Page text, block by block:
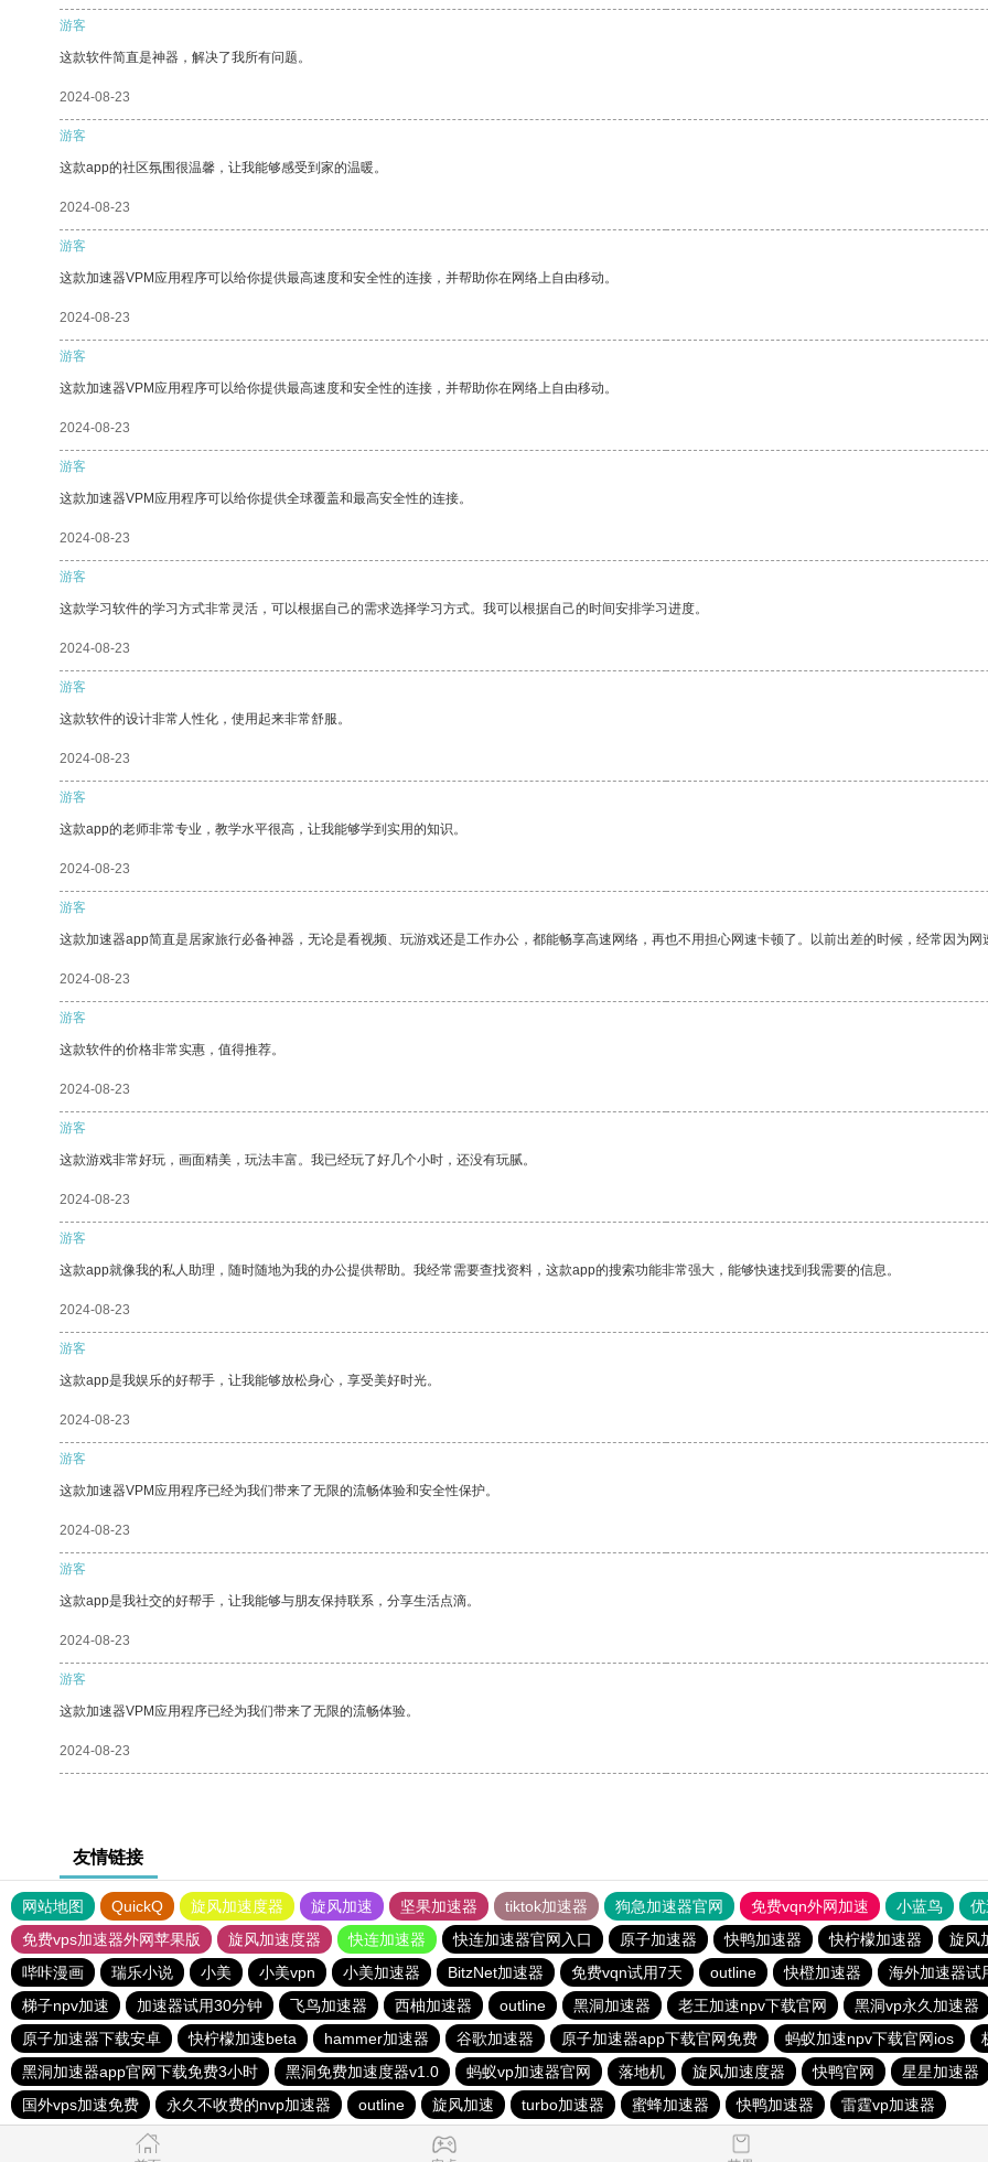
游客
这款软件简直是神器，解决了我所有问题。
2024-08-23
游客
这款app的社区氛围很温馨，让我能够感受到家的温暖。
2024-08-23
游客
这款加速器VPM应用程序可以给你提供最高速度和安全性的连接，并帮助你在网络上自由移动。
2024-08-23
游客
这款加速器VPM应用程序可以给你提供最高速度和安全性的连接，并帮助你在网络上自由移动。
2024-08-23
游客
这款加速器VPM应用程序可以给你提供全球覆盖和最高安全性的连接。
2024-08-23
游客
这款学习软件的学习方式非常灵活，可以根据自己的需求选择学习方式。我可以根据自己的时间安排学习进度。
2024-08-23
游客
这款软件的设计非常人性化，使用起来非常舒服。
2024-08-23
游客
这款app的老师非常专业，教学水平很高，让我能够学到实用的知识。
2024-08-23
游客
这款加速器app简直是居家旅行必备神器，无论是看视频、玩游戏还是工作办公，都能畅享高速网络，再也不用担心网速卡顿了。以前出差的时候，经常因为
2024-08-23
游客
这款软件的价格非常实惠，值得推荐。
2024-08-23
游客
这款游戏非常好玩，画面精美，玩法丰富。我已经玩了好几个小时，还没有玩腻。
2024-08-23
游客
这款app就像我的私人助理，随时随地为我的办公提供帮助。我经常需要查找资料，这款app的搜索功能非常强大，能够快速找到我需要的信息。
2024-08-23
游客
这款app是我娱乐的好帮手，让我能够放松身心，享受美好时光。
2024-08-23
游客
这款加速器VPM应用程序已经为我们带来了无限的流畅体验和安全性保护。
2024-08-23
游客
这款app是我社交的好帮手，让我能够与朋友保持联系，分享生活点滴。
2024-08-23
游客
这款加速器VPM应用程序已经为我们带来了无限的流畅体验。
2024-08-23
友情链接
网站地图 QuickQ 旋风加速度器 旋风加速 坚果加速器 tiktok加速器 狗急加速器官网 免费vqn外网加速 小蓝鸟
免费vps加速器外网苹果版
旋风加速度器 快连加速器 快连加速器官网入口 原子加速器 快鸭加速器 快柠檬加速器
旋风
哔咔漫画
瑞乐小说 小美 小美vpn 小美加速器 BitzNet加速器 免费vqn试用7天 outline 快橙加速器
海外加速器试
梯子npv加速
加速器试用30分钟 飞鸟加速器 西柚加速器 outline 黑洞加速器 老王加速npv下载官网
黑洞vp永久加速器
原子加速器下载安卓
快柠檬加速beta hammer加速器 谷歌加速器 原子加速器app下载官网免费 蚂蚁加速npv下载官网ios
黑洞加速器app官网下载免费3小时
黑洞免费加速度器v1.0 蚂蚁vp加速器官网 落地机 旋风加速度器 快鸭官网
星星加速器
国外vps加速免费
永久不收费的nvp加速器 outline 旋风加速 turbo加速器 蜜蜂加速器 快鸭加速器 雷霆vp加速器